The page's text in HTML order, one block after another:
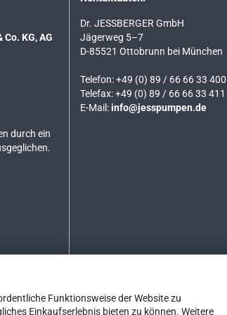
Funktionsweise der Website zu
Einkaufserlebnis bieten zu können. Weitere
KG, AG
durch ein
Dr. JESSBERGER GmbH
Jägerweg 5–7
D-85521 Ottobrunn bei München
Telefon: +49 (0) 89 / 66 66 33 400
Telefax: +49 (0) 89 / 66 66 33 411
E-Mail:info@jesspumpen.de